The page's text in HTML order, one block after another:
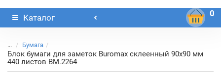
Каталог 0
... Бумага
Блок бумаги для заметок Buromax склеенный 90х90 мм
440 листов BM.2264